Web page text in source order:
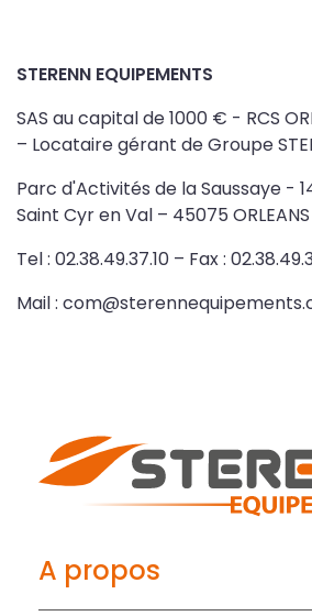
STERENN EQUIPEMENTS
SAS au capital de 1000 € - RCS
– Locataire gérant de Groupe
Parc d'Activités de la Saussaye -
Saint Cyr en Val – 45075 ORLEANS
Tel : 02.38.49.37.10 – Fax :
Mail :
A propos